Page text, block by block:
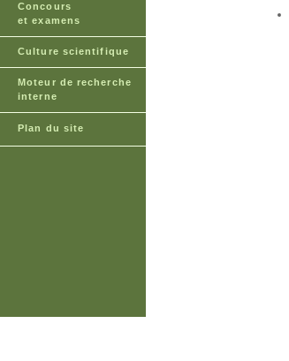
Concours
et examens
Culture scientifique
Moteur de recherche
interne
Plan du site